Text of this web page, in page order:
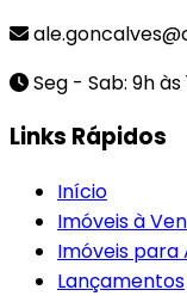
Seg - Sab: 9h às
Links Rápidos
Início
Imóveis à
Imóveis para
Lançamentos